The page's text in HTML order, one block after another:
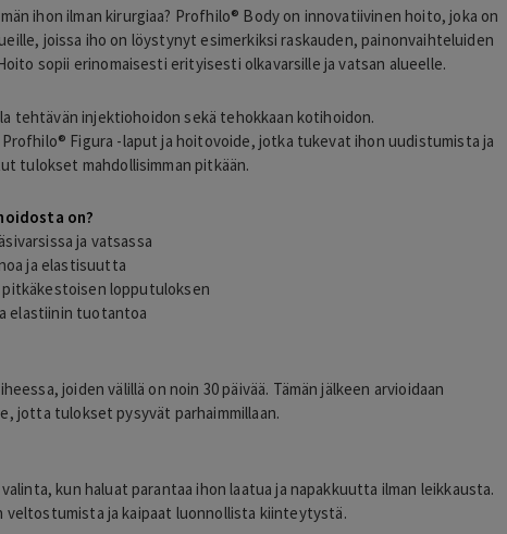
ihon ilman kirurgiaa? Profhilo® Body on innovatiivinen hoito, joka on
joissa iho on löystynyt esimerkiksi raskauden, painonvaihteluiden
sopii erinomaisesti erityisesti olkavarsille ja vatsan alueelle.
tehtävän injektiohoidon sekä tehokkaan kotihoidon.
Figura -laput ja hoitovoide, jotka tukevat ihon uudistumista ja
tulokset mahdollisimman pitkään.
on?
ja vatsassa
ja elastisuutta
pitkäkestoisen lopputuloksen
elastiinin tuotantoa
joiden välillä on noin 30 päivää. Tämän jälkeen arvioidaan
jotta tulokset pysyvät parhaimmillaan.
kun haluat parantaa ihon laatua ja napakkuutta ilman leikkausta.
veltostumista ja kaipaat luonnollista kiinteytystä.